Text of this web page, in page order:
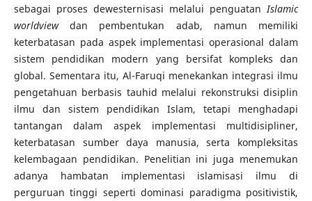
sebagai proses dewesternisasi melalui penguatanIslamic
worldviewdan pembentukan adab, namun memiliki
keterbatasan pada aspek implementasi operasional dalam
sistem pendidikan modern yang bersifat kompleks dan
global. Sementara itu, Al-Faruqi menekankan integrasi ilmu
pengetahuan berbasis tauhid melalui rekonstruksi disiplin
ilmu dan sistem pendidikan Islam, tetapi menghadapi
tantangan dalam aspek implementasi multidisipliner,
keterbatasan sumber daya manusia, serta kompleksitas
kelembagaan pendidikan. Penelitian ini juga menemukan
adanya hambatan implementasi islamisasi ilmu di
perguruan tinggi seperti dominasi paradigma positivistik,